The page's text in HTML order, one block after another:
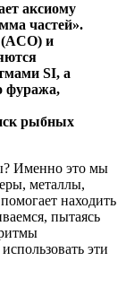
аксиому
частей».
и
SI, а
фуража,
рыбных
Именно это мы
металлы,
находить
пытаясь
эти